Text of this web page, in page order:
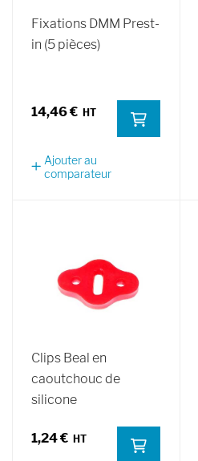
Fixations DMM Prest-
in (5 pièces)
14,46 €
Ajouter au
comparateur
Clips Beal en
caoutchouc de
silicone
1,24 €